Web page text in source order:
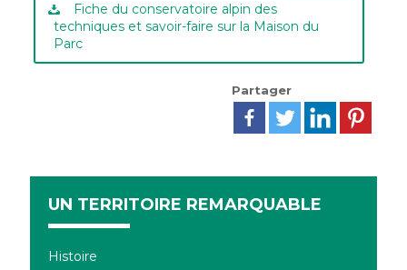
Fiche du conservatoire alpin des
techniques et savoir-faire sur la Maison du
Parc
Partager
UN TERRITOIRE REMARQUABLE
Histoire